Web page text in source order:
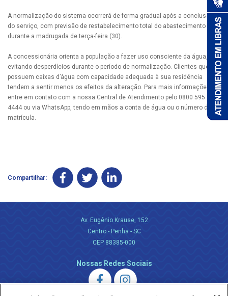
A normalização do sistema ocorrerá de forma gradual após a conclusão
do serviço, com previsão de restabelecimento total do abastecimento
durante a madrugada de terça-feira (30).
A concessionária orienta a população a fazer uso consciente da água,
evitando desperdícios durante o período de normalização. Clientes que
possuem caixas d’água com capacidade adequada à sua residência
tendem a sentir menos os efeitos da alteração. Para mais informações,
entre em contato com a nossa Central de Atendimento pelo 0800 595
4444 ou via WhatsApp, tendo em mãos a conta de água ou o número de
matrícula.
Compartilhar:
Av. Eugênio Krause, 152
Centro - Penha - SC
CEP 88385-000
Nossas Redes Sociais